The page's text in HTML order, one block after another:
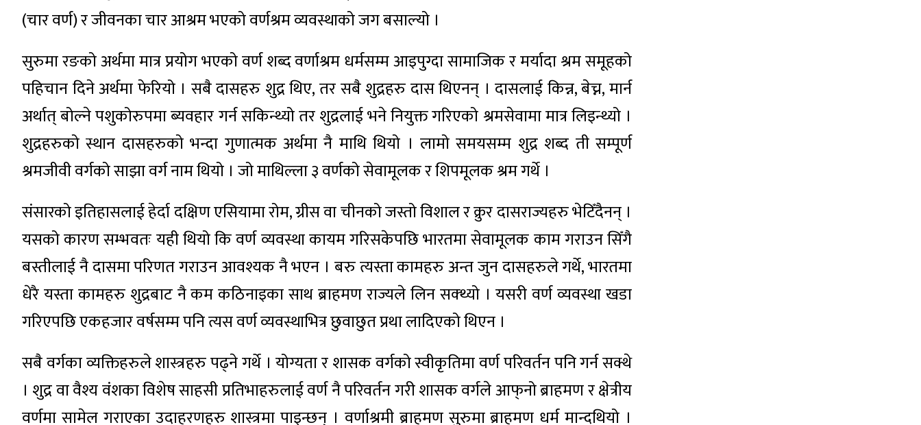
(चार वर्ण) र जीवनका चार आश्रम भएको वर्णश्रम व्यवस्थाको जग बसाल्यो ।
सुरुमा रङको अर्थमा मात्र प्रयोग भएको वर्ण शब्द वर्णाश्रम धर्मसम्म आइपुग्दा सामाजिक र मर्यादा श्रम समूहको
पहिचान दिने अर्थमा फेरियो । सबै दासहरु शुद्र थिए, तर सबै शुद्रहरु दास थिएनन् । दासलाई किन्न, बेच्न, मार्न
अर्थात् बोल्ने पशुकोरुपमा ब्यवहार गर्न सकिन्थ्यो तर शुद्रलाई भने नियुक्त गरिएको श्रमसेवामा मात्र लिइन्थ्यो ।
शुद्रहरुको स्थान दासहरुको भन्दा गुणात्मक अर्थमा नै माथि थियो । लामो समयसम्म शुद्र शब्द ती सम्पूर्ण
श्रमजीवी वर्गको साझा वर्ग नाम थियो । जो माथिल्ला ३ वर्णको सेवामूलक र शिपमूलक श्रम गर्थे ।
संसारको इतिहासलाई हेर्दा दक्षिण एसियामा रोम, ग्रीस वा चीनको जस्तो विशाल र क्रुर दासराज्यहरु भेटिँदैनन् ।
यसको कारण सम्भवतः यही थियो कि वर्ण व्यवस्था कायम गरिसकेपछि भारतमा सेवामूलक काम गराउन सिँगै
बस्तीलाई नै दासमा परिणत गराउन आवश्यक नै भएन । बरु त्यस्ता कामहरु अन्त जुन दासहरुले गर्थे, भारतमा
धेरै यस्ता कामहरु शुद्रबाट नै कम कठिनाइका साथ ब्राहमण राज्यले लिन सक्थ्यो । यसरी वर्ण व्यवस्था खडा
गरिएपछि एकहजार वर्षसम्म पनि त्यस वर्ण व्यवस्थाभित्र छुवाछुत प्रथा लादिएको थिएन ।
सबै वर्गका व्यक्तिहरुले शास्त्रहरु पढ्ने गर्थे । योग्यता र शासक वर्गको स्वीकृतिमा वर्ण परिवर्तन पनि गर्न सक्थे
। शुद्र वा वैश्य वंशका विशेष साहसी प्रतिभाहरुलाई वर्ण नै परिवर्तन गरी शासक वर्गले आफ्‌नो ब्राहमण र क्षेत्रीय
वर्णमा सामेल गराएका उदाहरणहरु शास्त्रमा पाइन्छन् । वर्णाश्रमी ब्राहमण सुरुमा ब्राहमण धर्म मान्दथियो ।